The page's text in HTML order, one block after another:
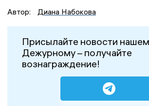
Автор:
Диана Набокова
Присылайте новости
Дежурному – получайте
вознаграждение!